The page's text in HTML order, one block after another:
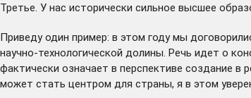
Третье. У нас исторически сильное высшее
Приведу один пример: в этом году мы
научно-технологической долины. Речь идет о
фактически означает в перспективе создание в
может стать центром для страны, я в этом